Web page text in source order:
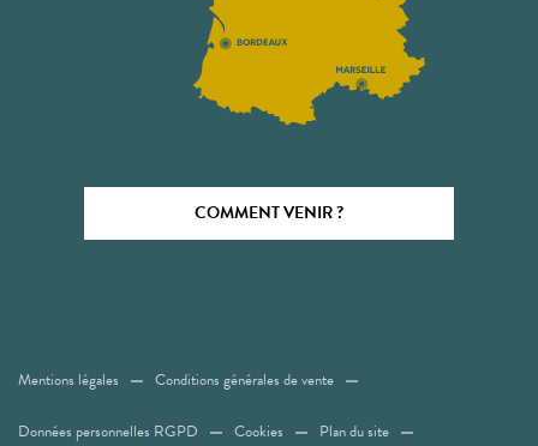
COMMENT VENIR ?
Mentions légales Conditions générales de vente
Données personnelles RGPD Cookies Plan du site